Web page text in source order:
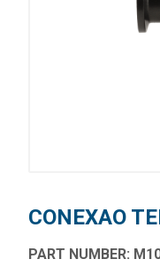
CONEXAO
PART NUMBER: